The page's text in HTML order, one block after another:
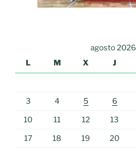
agosto 2026
L
M X J
3 4 5 6
10 11 12 13
17 18 19 20